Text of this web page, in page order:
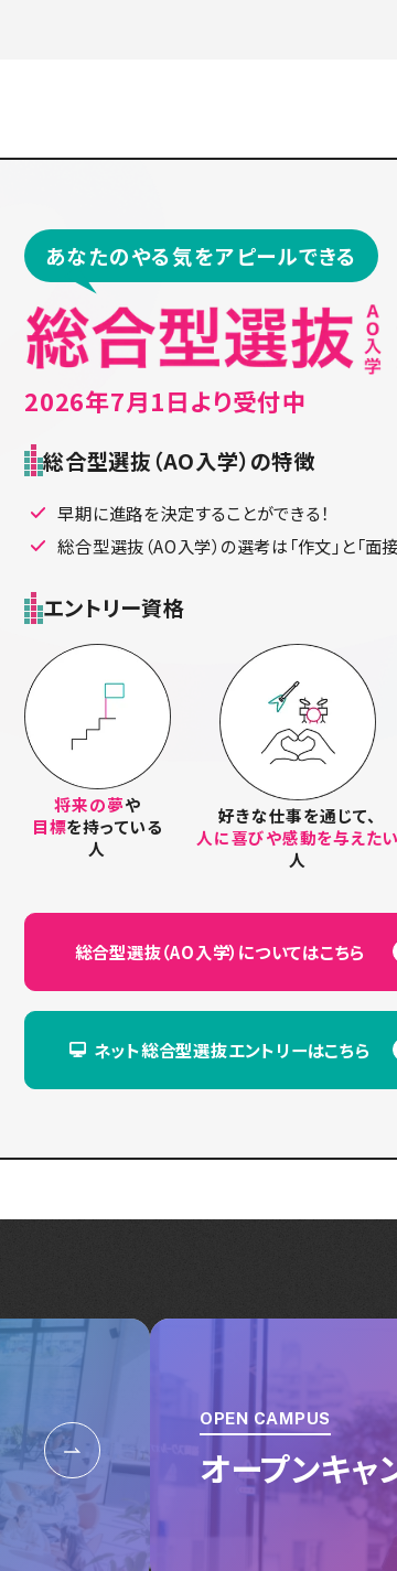
あなたのやる気をアピールできる
2026年7月1日より受付中
総合型選抜（AO入学）の特徴
早期に進路を決定することができる！
総合型選抜（AO入学）の選考は「作文」と「面
エントリー資格
将来の夢や
目標を持っている
人
好きな仕事を通じて、
人に喜びや感動を与えた
人
総合型選抜（AO入学）についてはこちら
ネット総合型選抜エントリーはこちら
OPEN CAMPUS
オープンキャ